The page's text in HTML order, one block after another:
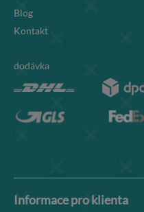
Blog
Kontakt
dodávka
Informace pro klienta